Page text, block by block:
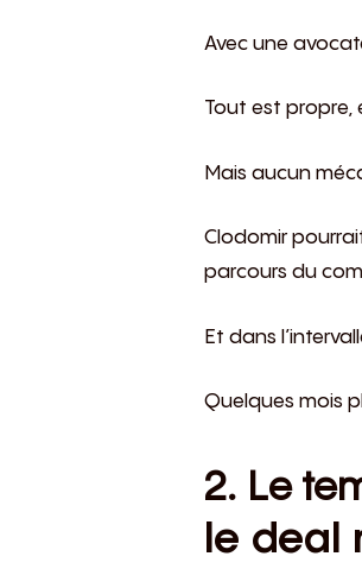
Avec une
Tout est propre,
Mais aucun
Clodomir
parcours du
Et dans
Quelques mois
2. Le
le deal